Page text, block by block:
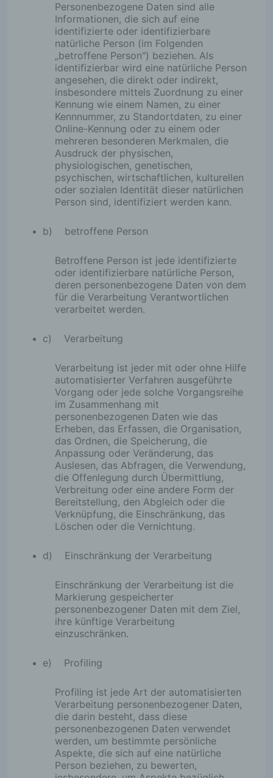
Personenbezogene Daten sind alle
Informationen, die sich auf eine
identifizierte oder identifizierbare
natürliche Person (im Folgenden
„betroffene Person") beziehen. Als
identifizierbar wird eine natürliche Person
angesehen, die direkt oder indirekt,
insbesondere mittels Zuordnung zu einer
Kennung wie einem Namen, zu einer
Kennnummer, zu Standortdaten, zu einer
Online-Kennung oder zu einem oder
mehreren besonderen Merkmalen, die
Ausdruck der physischen,
physiologischen, genetischen,
psychischen, wirtschaftlichen, kulturellen
oder sozialen Identität dieser natürlichen
Person sind, identifiziert werden kann.
b) betroffene Person
Betroffene Person ist jede identifizierte
oder identifizierbare natürliche Person,
deren personenbezogene Daten von dem
für die Verarbeitung Verantwortlichen
verarbeitet werden.
c) Verarbeitung
Verarbeitung ist jeder mit oder ohne Hilfe
automatisierter Verfahren ausgeführte
Vorgang oder jede solche Vorgangsreihe
im Zusammenhang mit
personenbezogenen Daten wie das
Erheben, das Erfassen, die Organisation,
das Ordnen, die Speicherung, die
Anpassung oder Veränderung, das
Auslesen, das Abfragen, die Verwendung,
die Offenlegung durch Übermittlung,
Verbreitung oder eine andere Form der
Bereitstellung, den Abgleich oder die
Verknüpfung, die Einschränkung, das
Löschen oder die Vernichtung.
d) Einschränkung der Verarbeitung
Einschränkung der Verarbeitung ist die
Markierung gespeicherter
personenbezogener Daten mit dem Ziel,
ihre künftige Verarbeitung
einzuschränken.
e) Profiling
Profiling ist jede Art der automatisierten
Verarbeitung personenbezogener Daten,
die darin besteht, dass diese
personenbezogenen Daten verwendet
werden, um bestimmte persönliche
Aspekte, die sich auf eine natürliche
Person beziehen, zu bewerten,